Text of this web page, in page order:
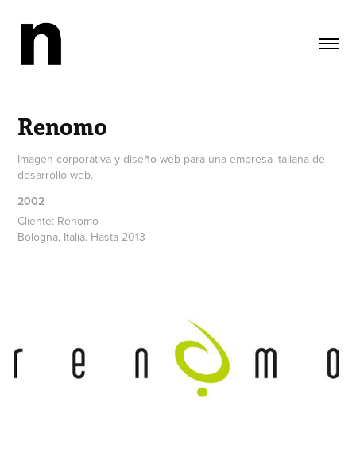
Renomo
Imagen corporativa y diseño web para una empresa italiana de
desarrollo web.
2002
Cliente: Renomo
Bologna, Italia. Hasta 2013